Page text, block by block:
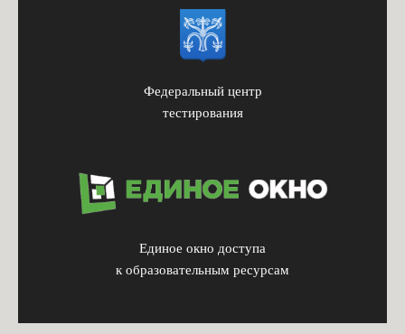
Федеральный центр
тестирования
Единое окно доступа
к образовательным ресурсам